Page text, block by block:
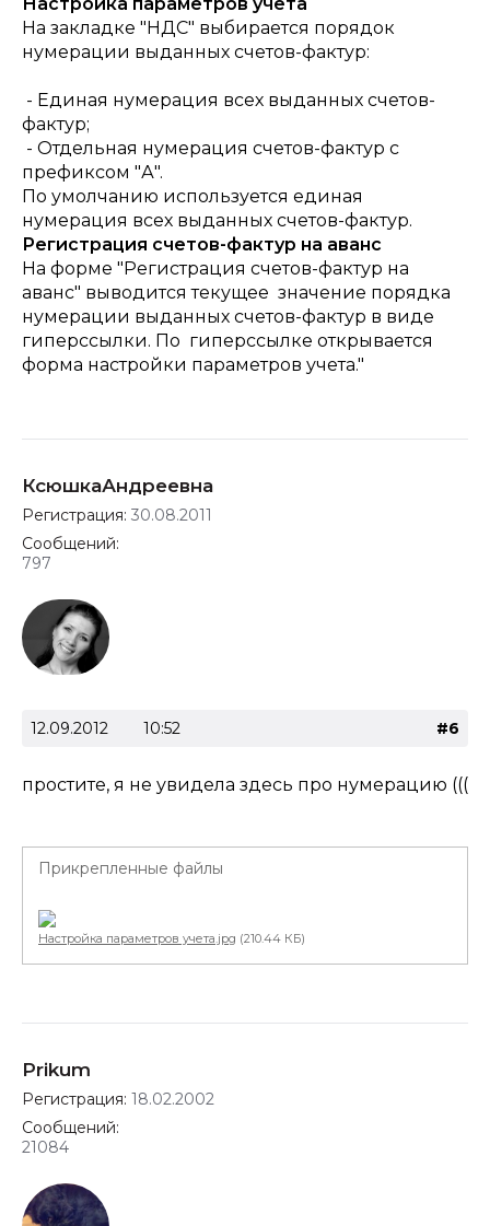
Настройка параметров учета
На закладке "НДС" выбирается порядок
нумерации выданных счетов-фактур:
- Единая нумерация всех выданных счетов-
фактур;
- Отдельная нумерация счетов-фактур с
префиксом "А".
По умолчанию используется единая
нумерация всех выданных счетов-фактур.
Регистрация счетов-фактур на аванс
На форме "Регистрация счетов-фактур на
аванс" выводится текущее значение порядка
нумерации выданных счетов-фактур в виде
гиперссылки. По гиперссылке открывается
форма настройки параметров учета."
КсюшкаАндреевна
Регистрация: 30.08.2011
Сообщений:
797
12.09.2012 10:52 #6
простите, я не увидела здесь про нумерацию (((
Прикрепленные файлы
Настройка параметров учета.jpg (210.44 КБ)
Prikum
Регистрация: 18.02.2002
Сообщений:
21084